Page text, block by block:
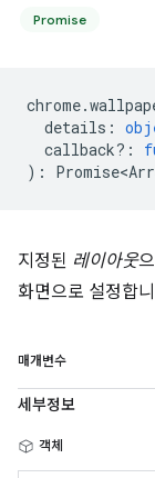
Promise
chrome.
details :
callback? :
) :
지정된 레이아웃
화면으로 설정합
매개변수
세부정보
객체